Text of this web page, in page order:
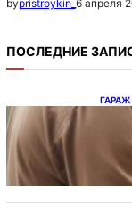
bypristroykin_ 6 апреля
ПОСЛЕДНИЕ
ГАРАЖ